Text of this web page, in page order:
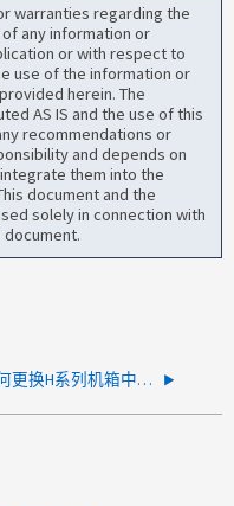
warranties regarding the
any information or
or with respect to
use of the information or
herein. The
AS IS and the use of this
recommendations or
and depends on
them into the
document and the
solely in connection with
如何更换H系列机箱中发生故障的电源设备